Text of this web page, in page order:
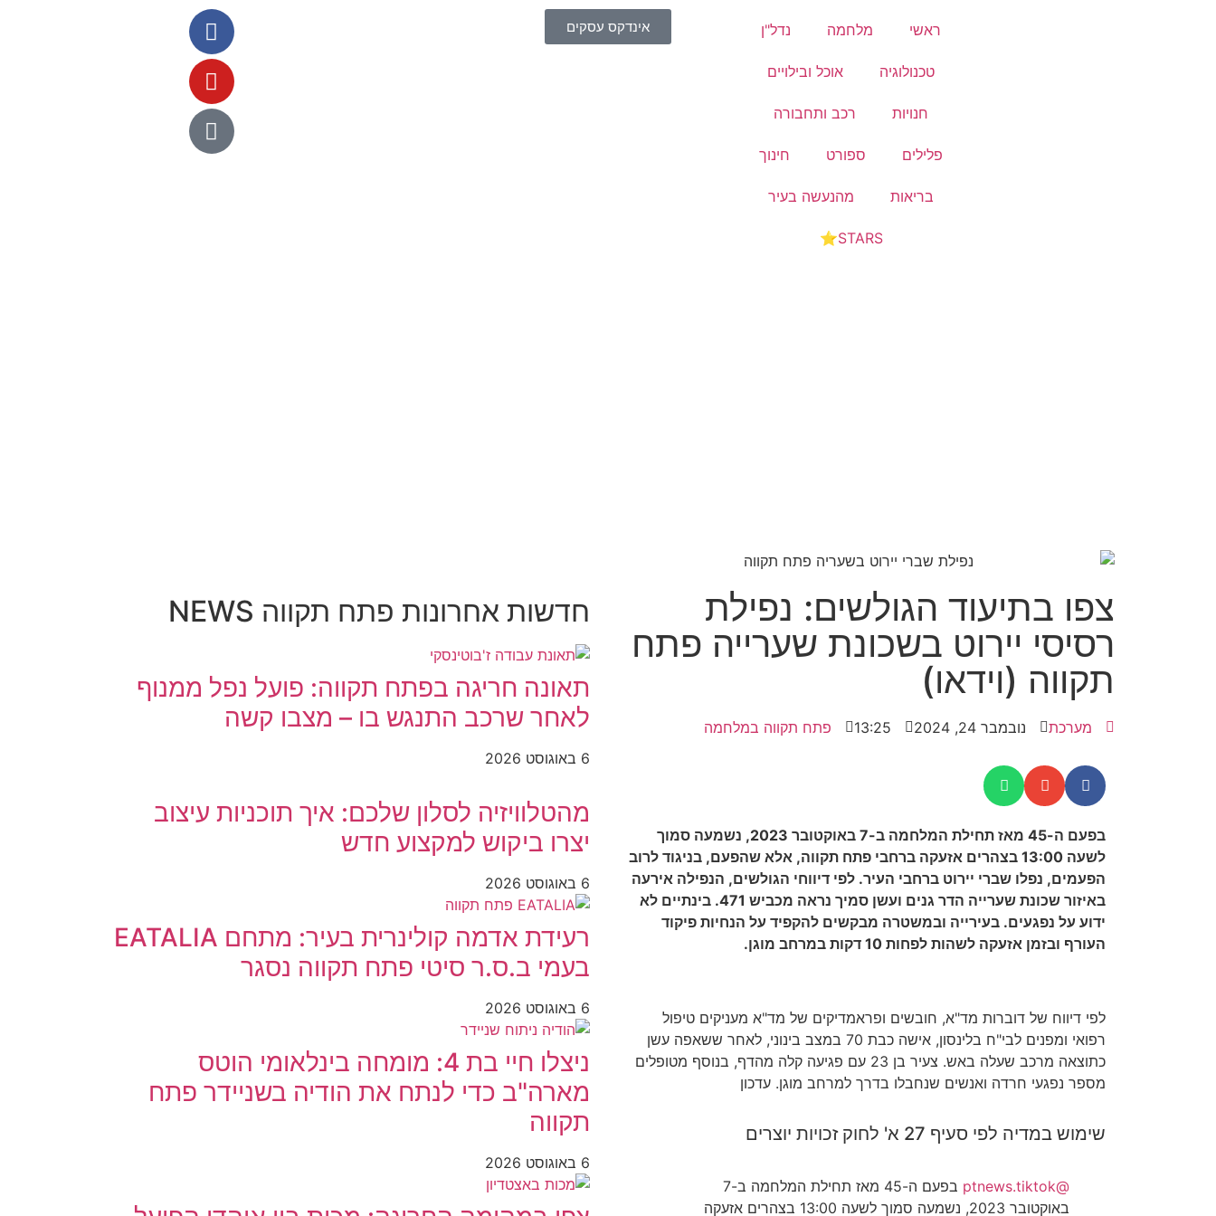
ראשי מלחמה נדל"ן
טכנולוגיה אוכל ובילויים
חנויות רכב ותחבורה
פלילים ספורט חינוך
בריאות מהנעשה בעיר
STARS⭐
אינדקס עסקים
צפו בתיעוד הגולשים: נפילת
רסיסי יירוט בשכונת שערייה פתח
תקווה (וידאו)
מערכת נובמבר 24, 2024 13:25 פתח תקווה במלחמה
בפעם ה-45 מאז תחילת המלחמה ב-7 באוקטובר 2023, נשמעה סמוך
לשעה 13:00 בצהרים אזעקה ברחבי פתח תקווה, אלא שהפעם, בניגוד לרוב
הפעמים, נפלו שברי יירוט ברחבי העיר. לפי דיווחי הגולשים, הנפילה אירעה
באיזור שכונת שערייה הדר גנים ועשן סמיך נראה מכביש 471. בינתיים לא
ידוע על נפגעים. בעירייה ובמשטרה מבקשים להקפיד על הנחיות פיקוד
העורף ובזמן אזעקה לשהות לפחות 10 דקות במרחב מוגן.
לפי דיווח של דוברות מד"א, חובשים ופראמדיקים של מד"א מעניקים טיפול
רפואי ומפנים לבי"ח בלינסון, אישה כבת 70 במצב בינוני, לאחר ששאפה עשן
כתוצאה מרכב שעלה באש. צעיר בן 23 עם פגיעה קלה מהדף, בנוסף מטופלים
מספר נפגעי חרדה ואנשים שנחבלו בדרך למרחב מוגן. עדכון
שימוש במדיה לפי סעיף 27 א' לחוק זכויות יוצרים
@ptnews.tiktok
בפעם ה-45 מאז תחילת המלחמה ב-7
באוקטובר 2023, נשמעה סמוך לשעה 13:00 בצהרים אזעקה
חדשות אחרונות פתח תקווה NEWS
תאונה חריגה בפתח תקווה: פועל נפל ממנוף
לאחר שרכב התנגש בו – מצבו קשה
6 באוגוסט 2026
מהטלוויזיה לסלון שלכם: איך תוכניות עיצוב
יצרו ביקוש למקצוע חדש
6 באוגוסט 2026
רעידת אדמה קולינרית בעיר: מתחם EATALIA
בעמי ב.ס.ר סיטי פתח תקווה נסגר
6 באוגוסט 2026
ניצלו חיי בת 4: מומחה בינלאומי הוטס
מארה"ב כדי לנתח את הודיה בשניידר פתח
תקווה
6 באוגוסט 2026